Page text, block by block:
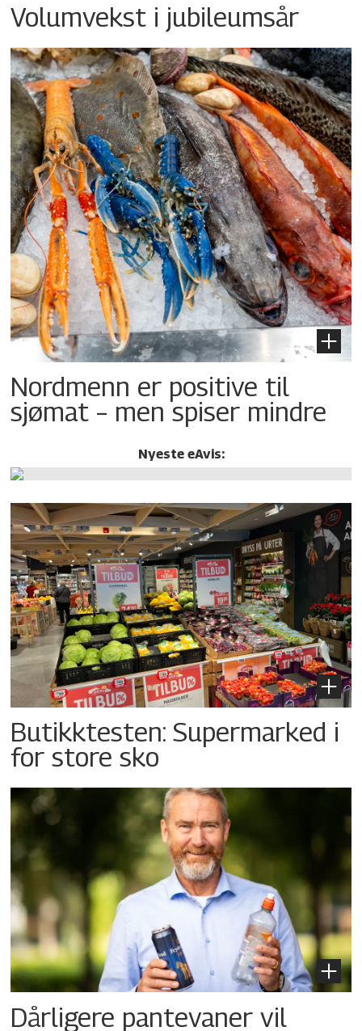
Volumvekst i jubileumsår
Nordmenn er positive til
sjømat – men spiser mindre
Nyeste eAvis:
Butikktesten: Supermarked i
for store sko
Dårligere pantevaner vil